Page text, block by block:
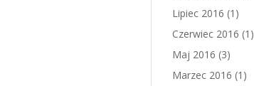
Lipiec 2016 (1)
Czerwiec 2016 (1)
Maj 2016 (3)
Marzec 2016 (1)